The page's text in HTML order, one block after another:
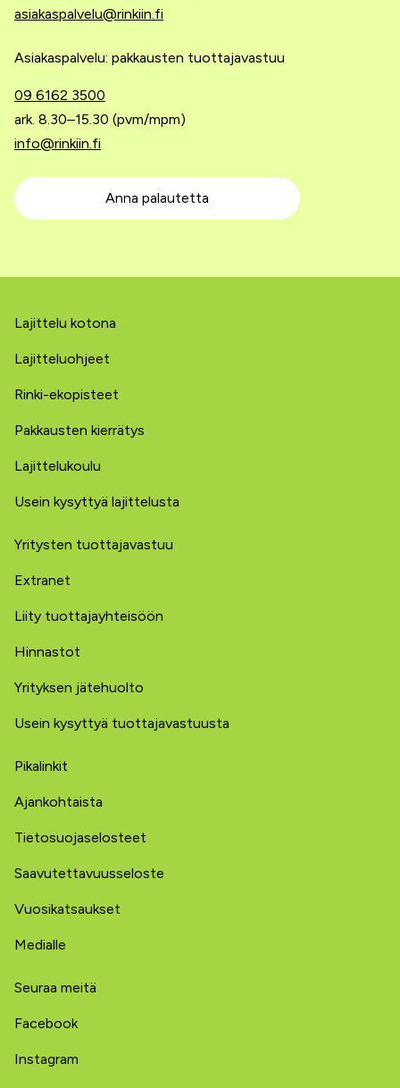
asiakaspalvelu@rinkiin.fi
Asiakaspalvelu: pakkausten tuottajavastuu
09 6162 3500
ark. 8.30–15.30 (pvm/mpm)
info@rinkiin.fi
Anna palautetta
Lajittelu kotona
Lajitteluohjeet
Rinki-ekopisteet
Pakkausten kierrätys
Lajittelukoulu
Usein kysyttyä lajittelusta
Yritysten tuottajavastuu
Extranet
Liity tuottajayhteisöön
Hinnastot
Yrityksen jätehuolto
Usein kysyttyä tuottajavastuusta
Pikalinkit
Ajankohtaista
Tietosuojaselosteet
Saavutettavuusseloste
Vuosikatsaukset
Medialle
Seuraa meitä
Facebook
Instagram